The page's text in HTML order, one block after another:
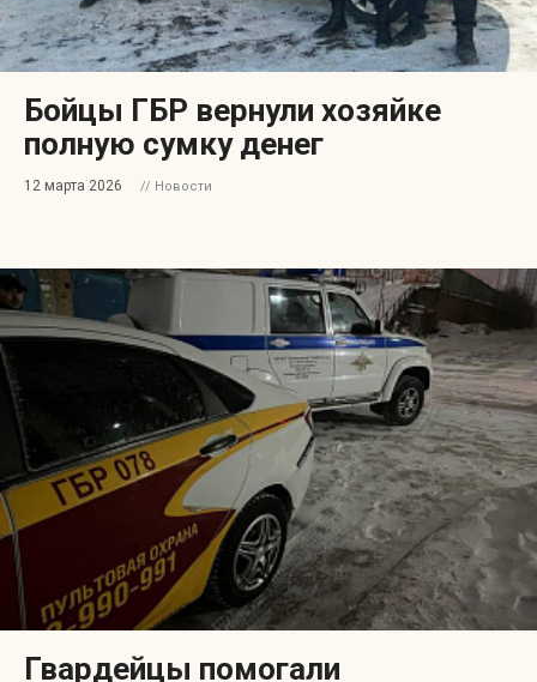
Бойцы ГБР вернули хозяйке
полную сумку денег
12 марта 2026 // Новости
Гвардейцы помогали